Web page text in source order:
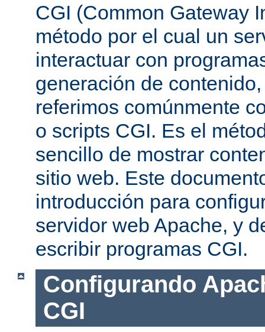
CGI (Common Gateway
método por el cual un
interactuar con
generación de
referimos comúnmente
o scripts CGI. Es el
sencillo de mostrar
sitio web. Este
introducción para
servidor web Apache, y
escribir programas CGI.
Configurando
CGI